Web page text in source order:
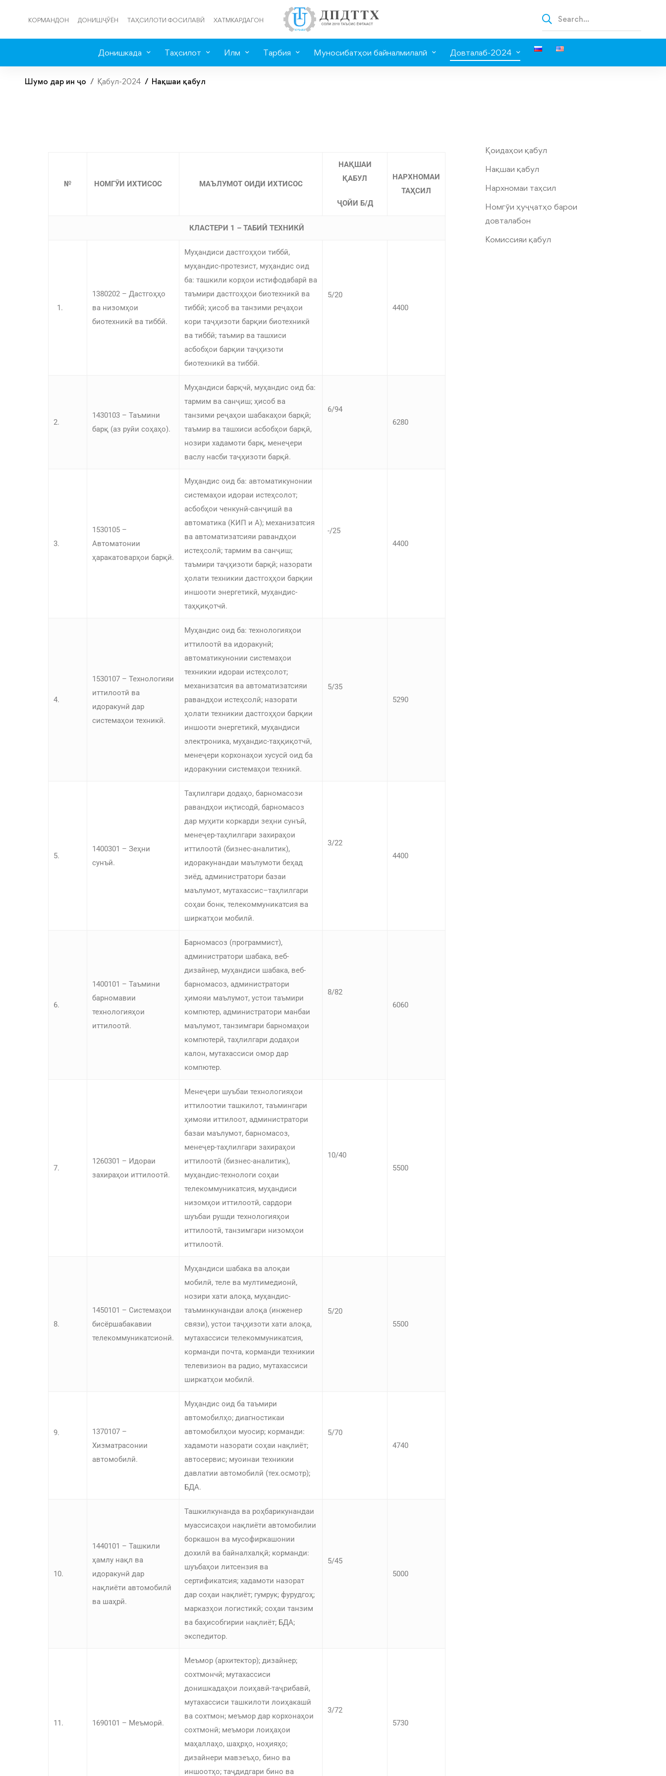
КОРМАНДОН ДОНИШҶӮЁН ТАҲСИЛОТИ ФОСИЛАВӢ ХАТМКАРДАГОН
Донишкада Таҳсилот Илм Тарбия Муносибатҳои байналмилалӣ Довталаб-2024
Шумо дар ин ҷо Қабул-2024 Нақшаи қабул
№ НОМГӮИ ИХТИСОС МАЪЛУМОТ ОИДИ ИХТИСОС
НАҚШАИ
ҚАБУЛ
ҶОЙИ Б/Д
НАРХНОМАИ
ТАҲСИЛ
КЛАСТЕРИ 1 – ТАБИӢ ТЕХНИКӢ
1.
1380202 – Дастгоҳҳо
ва низомҳои
биотехникӣ ва тиббӣ.
Муҳандиси дастгоҳҳои тиббӣ,
муҳандис-протезист, муҳандис оид
ба: ташкили корҳои истифодабарӣ ва
таъмири дастгоҳҳои биотехникӣ ва
тиббӣ; ҳисоб ва танзими реҷаҳои
кори таҷҳизоти барқии биотехникӣ
ва тиббӣ; таъмир ва ташхиси
асбобҳои барқии таҷҳизоти
биотехникӣ ва тиббӣ.
5/20
4400
2.
1430103 – Таъмини
барқ (аз руйи соҳаҳо).
Муҳандиси барқчӣ, муҳандис оид ба:
тармим ва санҷиш; ҳисоб ва
танзими реҷаҳои шабакаҳои барқӣ;
таъмир ва ташхиси асбобҳои барқӣ,
нозири хадамоти барқ, менеҷери
васлу насби таҷҳизоти барқӣ.
6/94
6280
3.
1530105 –
Автоматонии
ҳаракатоварҳои барқӣ.
Муҳандис оид ба: автоматикунонии
системаҳои идораи истеҳсолот;
асбобҳои ченкунӣ-санҷишӣ ва
автоматика (КИП и А); механизатсия
ва автоматизатсияи равандҳои
истеҳсолӣ; тармим ва санҷиш;
таъмири таҷҳизоти барқӣ; назорати
ҳолати техникии дастгоҳҳои барқии
иншооти энергетикӣ, муҳандис-
таҳқиқотчӣ.
-/25
4400
4.
1530107 – Технологияи
иттилоотӣ ва
идоракунӣ дар
системаҳои техникӣ.
Муҳандис оид ба: технологияҳои
иттилоотӣ ва идоракунӣ;
автоматикунонии системаҳои
техникии идораи истеҳсолот;
механизатсия ва автоматизатсияи
равандҳои истеҳсолӣ; назорати
ҳолати техникии дастгоҳҳои барқии
иншооти энергетикӣ, муҳандиси
электроника, муҳандис-таҳқиқотчӣ,
менеҷери корхонаҳои хусусӣ оид ба
идоракунии системаҳои техникӣ.
5/35
5290
5.
1400301 – Зеҳни
сунъӣ.
Таҳлилгари додаҳо, барномасози
равандҳои иқтисодӣ, барномасоз
дар муҳити коркарди зеҳни сунъӣ,
менеҷер-таҳлилгари захираҳои
иттилоотӣ (бизнес-аналитик),
идоракунандаи маълумоти беҳад
зиёд, администратори базаи
маълумот, мутахассис–таҳлилгари
соҳаи бонк, телекоммуникатсия ва
ширкатҳои мобилӣ.
3/22
4400
6.
1400101 – Таъмини
барномавии
технологияҳои
иттилоотӣ.
Барномасоз (программист),
администратори шабака, веб-
дизайнер, муҳандиси шабака, веб-
барномасоз, администратори
ҳимояи маълумот, устои таъмири
компютер, администратори манбаи
маълумот, танзимгари барномаҳои
компютерӣ, таҳлилгари додаҳои
калон, мутахассиси омор дар
компютер.
8/82
6060
7.
1260301 – Идораи
захираҳои иттилоотӣ.
Менеҷери шуъбаи технологияҳои
иттилоотии ташкилот, таъмингари
ҳимояи иттилоот, администратори
базаи маълумот, барномасоз,
менеҷер-таҳлилгари захираҳои
иттилоотӣ (бизнес-аналитик),
муҳандис-технологи соҳаи
телекоммуникатсия, муҳандиси
низомҳои иттилоотӣ, сардори
шуъбаи рушди технологияҳои
иттилоотӣ, танзимгари низомҳои
иттилоотӣ.
10/40
5500
8.
1450101 – Системаҳои
бисёршабакавии
телекоммуникатсионӣ.
Муҳандиси шабака ва алоқаи
мобилӣ, теле ва мултимедионӣ,
нозири хати алоқа, муҳандис-
таъминкунандаи алоқа (инженер
связи), устои таҷҳизоти хати алоқа,
мутахассиси телекоммуникатсия,
корманди почта, корманди техникии
телевизион ва радио, мутахассиси
ширкатҳои мобилӣ.
5/20
5500
9.
1370107 –
Хизматрасонии
автомобилӣ.
Муҳандис оид ба таъмири
автомобилҳо; диагностикаи
автомобилҳои муосир; корманди:
хадамоти назорати соҳаи нақлиёт;
автосервис; муоинаи техникии
давлатии автомобилӣ (тех.осмотр);
БДА.
5/70
4740
10.
1440101 – Ташкили
ҳамлу нақл ва
идоракунӣ дар
нақлиёти автомобилӣ
ва шаҳрӣ.
Ташкилкунанда ва роҳбарикунандаи
муассисаҳои нақлиёти автомобилии
боркашон ва мусофиркашонии
дохилӣ ва байналхалқӣ; корманди:
шуъбаҳои литсензия ва
сертификатсия; хадамоти назорат
дар соҳаи нақлиёт; гумрук; фурудгоҳ;
марказҳои логистикӣ; соҳаи танзим
ва баҳисобгирии нақлиёт; БДА;
экспедитор.
5/45
5000
11. 1690101 – Меъморӣ.
Меъмор (архитектор); дизайнер;
сохтмончӣ; мутахассиси
донишкадаҳои лоиҳавӣ-таҷрибавӣ,
мутахассиси ташкилоти лоиҳакашӣ
ва сохтмон; меъмор дар корхонаҳои
сохтмонӣ; меъмори лоиҳаҳои
маҳаллаҳо, шаҳрҳо, ноҳияҳо;
дизайнери мавзеъҳо, бино ва
иншоотҳо; таҷдидгари бино ва
3/72
5730
Қоидаҳои қабул
Нақшаи қабул
Нархномаи таҳсил
Номгӯи ҳуҷҷатҳо барои
довталабон
Комиссияи қабул